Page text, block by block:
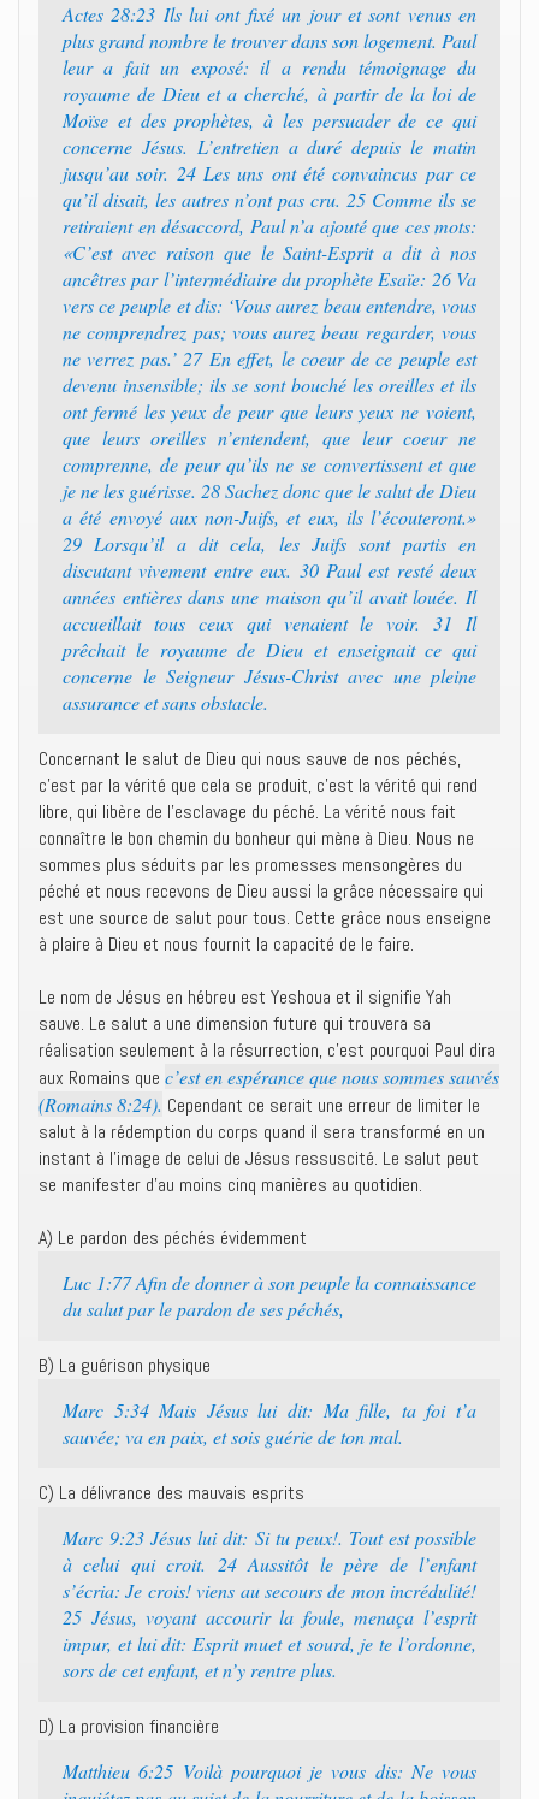
Actes 28:23 Ils lui ont fixé un jour et sont venus en
plus grand nombre le trouver dans son logement. Paul
leur a fait un exposé: il a rendu témoignage du
royaume de Dieu et a cherché, à partir de la loi de
Moïse et des prophètes, à les persuader de ce qui
concerne Jésus. L’entretien a duré depuis le matin
jusqu’au soir. 24 Les uns ont été convaincus par ce
qu’il disait, les autres n’ont pas cru. 25 Comme ils se
retiraient en désaccord, Paul n’a ajouté que ces mots:
«C’est avec raison que le Saint-Esprit a dit à nos
ancêtres par l’intermédiaire du prophète Esaïe: 26 Va
vers ce peuple et dis: ‘Vous aurez beau entendre, vous
ne comprendrez pas; vous aurez beau regarder, vous
ne verrez pas.’ 27 En effet, le coeur de ce peuple est
devenu insensible; ils se sont bouché les oreilles et ils
ont fermé les yeux de peur que leurs yeux ne voient,
que leurs oreilles n’entendent, que leur coeur ne
comprenne, de peur qu’ils ne se convertissent et que
je ne les guérisse. 28 Sachez donc que le salut de Dieu
a été envoyé aux non-Juifs, et eux, ils l’écouteront.»
29 Lorsqu’il a dit cela, les Juifs sont partis en
discutant vivement entre eux. 30 Paul est resté deux
années entières dans une maison qu’il avait louée. Il
accueillait tous ceux qui venaient le voir. 31 Il
prêchait le royaume de Dieu et enseignait ce qui
concerne le Seigneur Jésus-Christ avec une pleine
assurance et sans obstacle.
Concernant le salut de Dieu qui nous sauve de nos péchés,
c’est par la vérité que cela se produit, c’est la vérité qui rend
libre, qui libère de l’esclavage du péché. La vérité nous fait
connaître le bon chemin du bonheur qui mène à Dieu. Nous ne
sommes plus séduits par les promesses mensongères du
péché et nous recevons de Dieu aussi la grâce nécessaire qui
est une source de salut pour tous. Cette grâce nous enseigne
à plaire à Dieu et nous fournit la capacité de le faire.
Le nom de Jésus en hébreu est Yeshoua et il signifie Yah
sauve. Le salut a une dimension future qui trouvera sa
réalisation seulement à la résurrection, c’est pourquoi Paul dira
aux Romains que c’est en espérance que nous sommes sauvés
(Romains 8:24). Cependant ce serait une erreur de limiter le
salut à la rédemption du corps quand il sera transformé en un
instant à l’image de celui de Jésus ressuscité. Le salut peut
se manifester d’au moins cinq manières au quotidien.
A) Le pardon des péchés évidemment
Luc 1:77 Afin de donner à son peuple la connaissance
du salut par le pardon de ses péchés,
B) La guérison physique
Marc 5:34 Mais Jésus lui dit: Ma fille, ta foi t’a
sauvée; va en paix, et sois guérie de ton mal.
C) La délivrance des mauvais esprits
Marc 9:23 Jésus lui dit: Si tu peux!. Tout est possible
à celui qui croit. 24 Aussitôt le père de l’enfant
s’écria: Je crois! viens au secours de mon incrédulité!
25 Jésus, voyant accourir la foule, menaça l’esprit
impur, et lui dit: Esprit muet et sourd, je te l’ordonne,
sors de cet enfant, et n’y rentre plus.
D) La provision financière
Matthieu 6:25 Voilà pourquoi je vous dis: Ne vous